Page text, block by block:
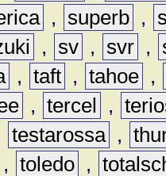
, superb ,
, sv , svr ,
, taft , tahoe ,
, tercel ,
testarossa ,
, toledo ,